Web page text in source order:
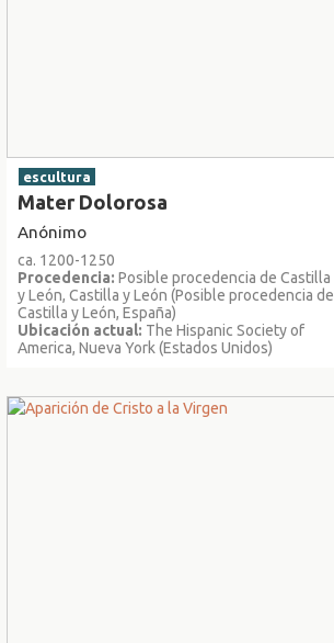
escultura
Mater Dolorosa
Anónimo
ca. 1200-1250
Procedencia: Posible procedencia de Castilla
y León, Castilla y León (Posible procedencia de
Castilla y León, España)
Ubicación actual: The Hispanic Society of
America, Nueva York (Estados Unidos)